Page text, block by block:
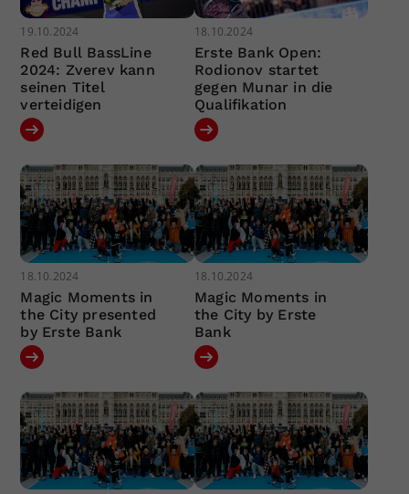
19.10.2024
Red Bull BassLine
2024: Zverev kann
seinen Titel
verteidigen
18.10.2024
Erste Bank Open:
Rodionov startet
gegen Munar in die
Qualifikation
18.10.2024
Magic Moments in
the City presented
by Erste Bank
18.10.2024
Magic Moments in
the City by Erste
Bank